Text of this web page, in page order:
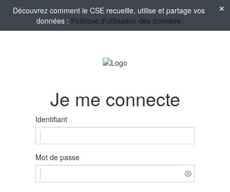
Découvrez comment le CSE recueille, utilise et partage vos
données : Politique d'utilisation des données
Je me connecte
Identifiant
Mot de passe